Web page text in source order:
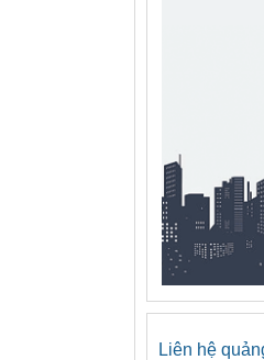
Liên hệ